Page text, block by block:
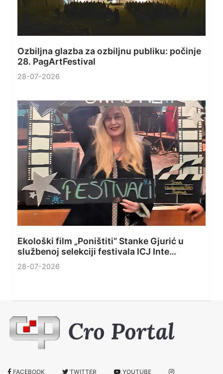
Ozbiljna glazba za ozbiljnu publiku: počinje
28. PagArtFestival
28-07-2026
Ekološki film „Poništiti“ Stanke Gjurić u
službenoj selekciji festivala ICJ Inte…
28-07-2026
FACEBOOK TWITTER YOUTUBE